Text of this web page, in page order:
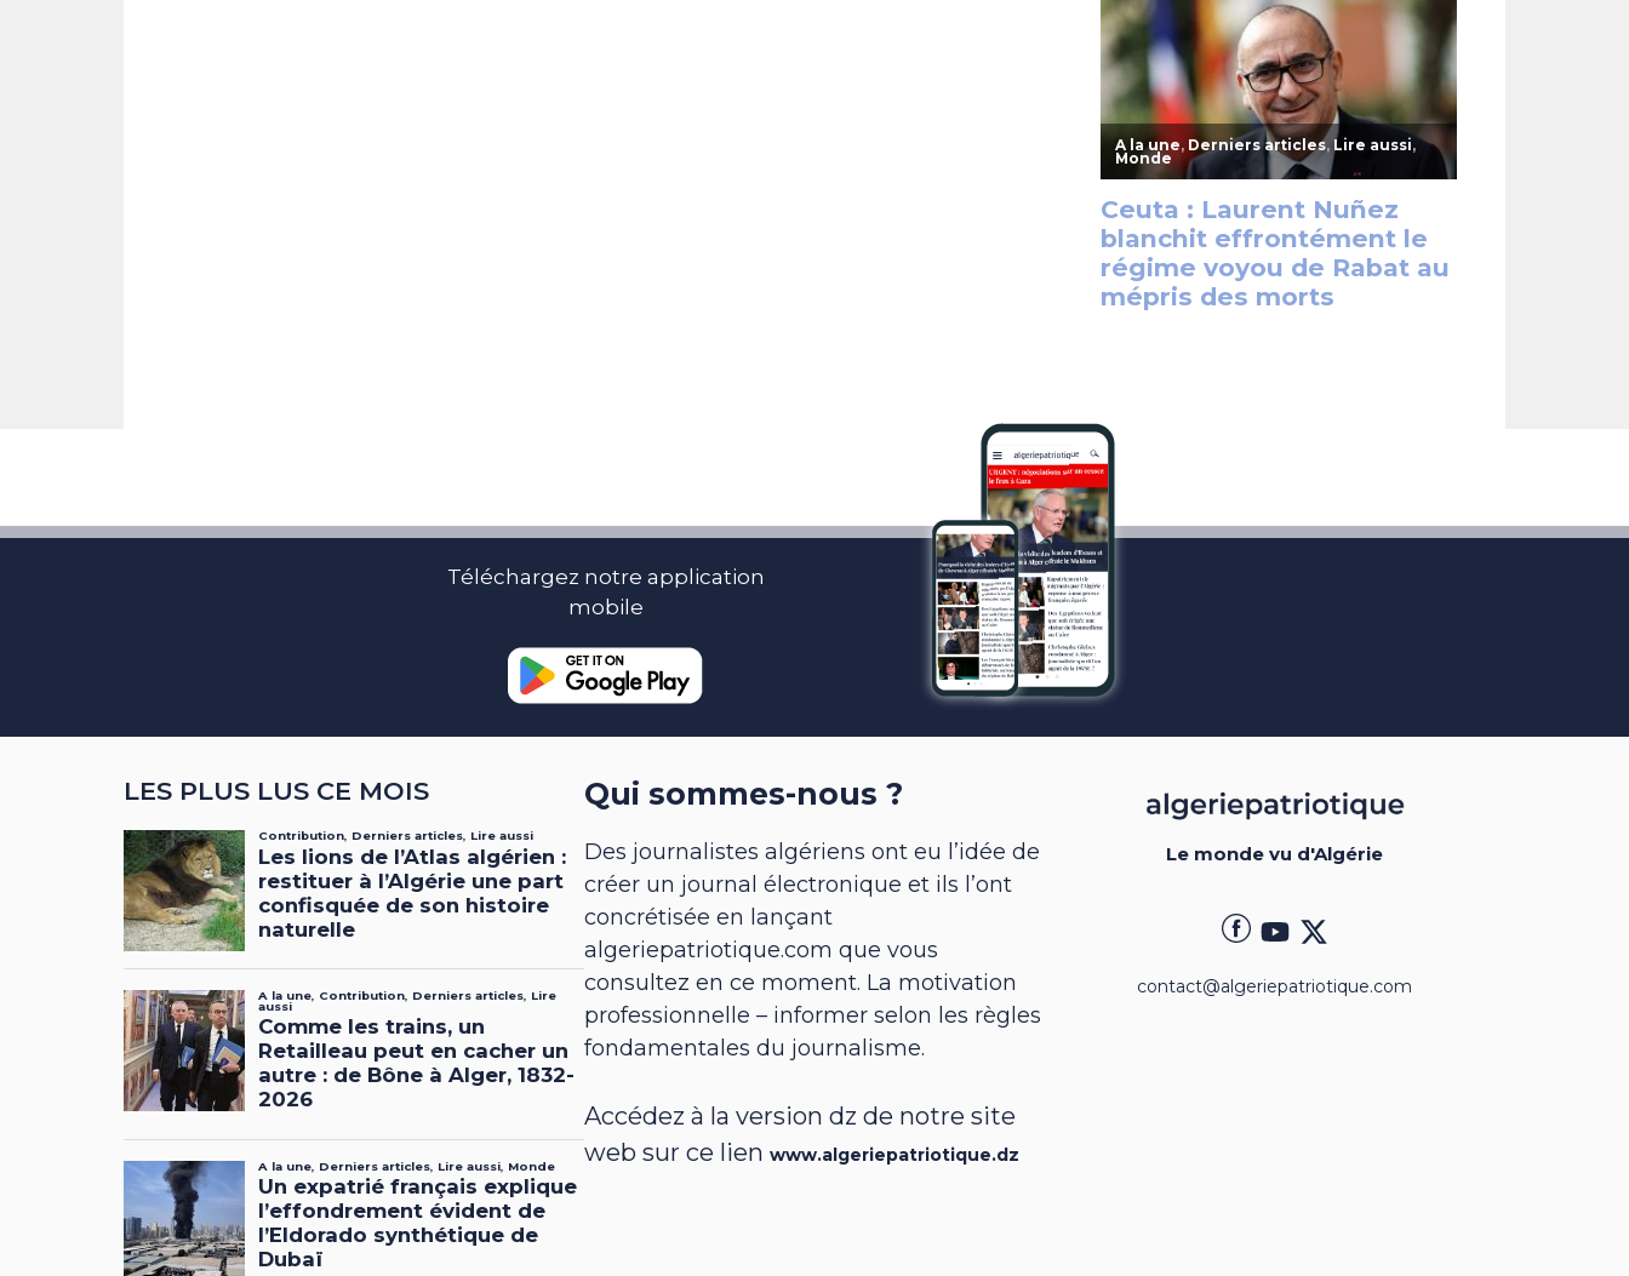
Téléchargez notre application
mobile
LES PLUS LUS CE MOIS Qui sommes-nous ?
Des journalistes algériens ont eu l’idée de
créer un journal électronique et ils l’ont
concrétisée en lançant
algeriepatriotique.com que vous
consultez en ce moment. La motivation
professionnelle – informer selon les règles
fondamentales du journalisme.
Accédez à la version dz de notre site
web sur ce lienwww.algeriepatriotique.dz
Le monde vu d'Algérie
contact@algeriepatriotique.com